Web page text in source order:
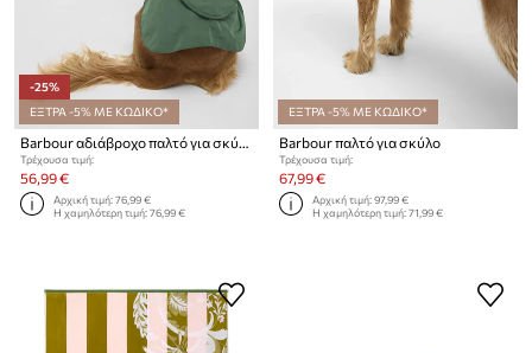
-25%
ΕΞΤΡΑ -5% ΜΕ ΚΩΔΙΚΟ*
Barbour αδιάβροχο παλτό για σκύλο
Τρέχουσα τιμή:
56,99 €
Αρχική τιμή:76,99 €
Η χαμηλότερη τιμή:76,99 €
ΕΞΤΡΑ -5% ΜΕ ΚΩΔΙΚΟ*
Barbour παλτό για σκύλο
Τρέχουσα τιμή:
67,99 €
Αρχική τιμή:97,99 €
Η χαμηλότερη τιμή:71,99 €